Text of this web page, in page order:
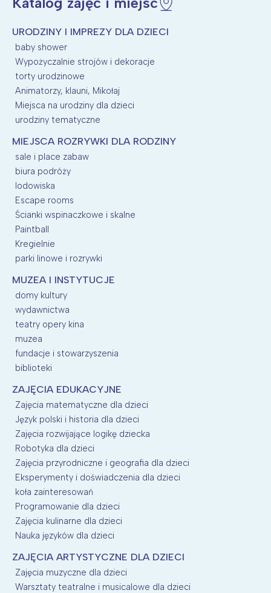
URODZINY I IMPREZY DLA DZIECI
baby shower
Wypożyczalnie strojów i dekoracje
torty urodzinowe
Animatorzy, klauni, Mikołaj
Miejsca na urodziny dla dzieci
urodziny tematyczne
MIEJSCA ROZRYWKI DLA RODZINY
sale i place zabaw
biura podróży
lodowiska
Escape rooms
Ścianki wspinaczkowe i skalne
Paintball
Kregielnie
parki linowe i rozrywki
MUZEA I INSTYTUCJE
domy kultury
wydawnictwa
teatry opery kina
muzea
fundacje i stowarzyszenia
biblioteki
ZAJĘCIA EDUKACYJNE
Zajęcia matematyczne dla dzieci
Język polski i historia dla dzieci
Zajęcia rozwijające logikę dziecka
Robotyka dla dzieci
Zajęcia przyrodniczne i geografia dla dzieci
Eksperymenty i doświadczenia dla dzieci
koła zainteresowań
Programowanie dla dzieci
Zajęcia kulinarne dla dzieci
Nauka języków dla dzieci
ZAJĘCIA ARTYSTYCZNE DLA DZIECI
Zajęcia muzyczne dla dzieci
Warsztaty teatralne i musicalowe dla dzieci